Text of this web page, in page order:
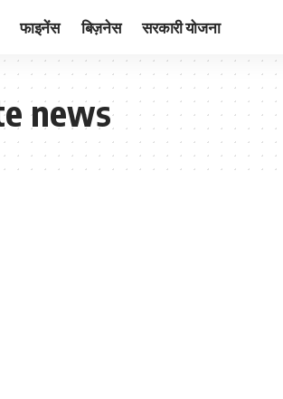
फाइनेंस बिज़नेस सरकारी योजना
news